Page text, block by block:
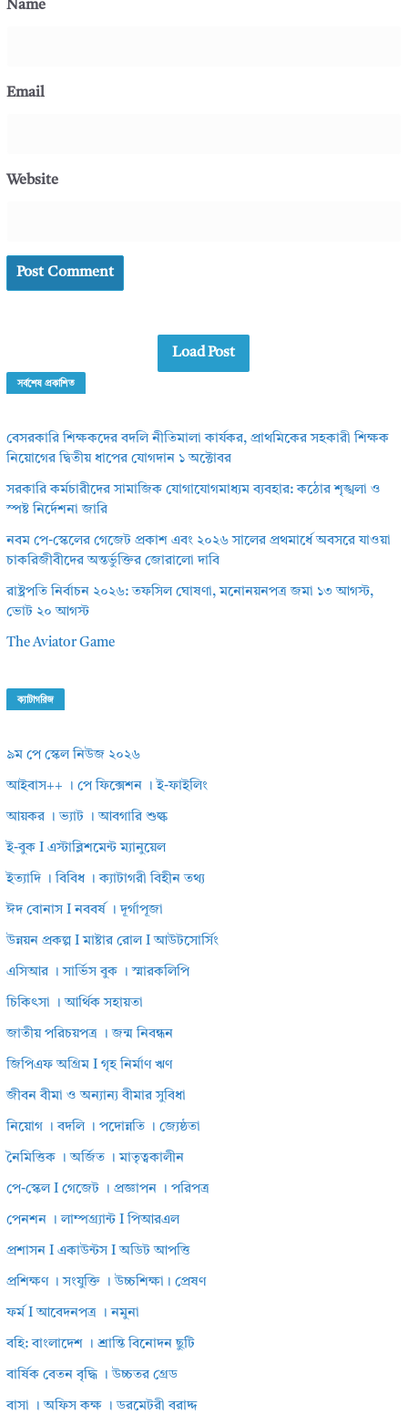
Name
Email
Website
Load Post
সর্বশেষ প্রকাশিত
বেসরকারি শিক্ষকদের বদলি নীতিমালা কার্যকর, প্রাথমিকের সহকারী শিক্ষক
নিয়োগের দ্বিতীয় ধাপের যোগদান ১ অক্টোবর
সরকারি কর্মচারীদের সামাজিক যোগাযোগমাধ্যম ব্যবহার: কঠোর শৃঙ্খলা ও
স্পষ্ট নির্দেশনা জারি
নবম পে-স্কেলের গেজেট প্রকাশ এবং ২০২৬ সালের প্রথমার্ধে অবসরে যাওয়া
চাকরিজীবীদের অন্তর্ভুক্তির জোরালো দাবি
রাষ্ট্রপতি নির্বাচন ২০২৬: তফসিল ঘোষণা, মনোনয়নপত্র জমা ১৩ আগস্ট,
ভোট ২০ আগস্ট
The Aviator Game
ক্যাটাগরিজ
৯ম পে স্কেল নিউজ ২০২৬
আইবাস++ । পে ফিক্সেশন । ই-ফাইলিং
আয়কর । ভ্যাট । আবগারি শুল্ক
ই-বুক I এস্টাব্লিশমেন্ট ম্যানুয়েল
ইত্যাদি । বিবিধ । ক্যাটাগরী বিহীন তথ্য
ঈদ বোনাস I নববর্ষ । দূর্গাপূজা
উন্নয়ন প্রকল্প I মাষ্টার রোল I আউটসোর্সিং
এসিআর । সার্ভিস বুক । স্মারকলিপি
চিকিৎসা । আর্থিক সহায়তা
জাতীয় পরিচয়পত্র । জন্ম নিবন্ধন
জিপিএফ অগ্রিম I গৃহ নির্মাণ ঋণ
জীবন বীমা ও অন্যান্য বীমার সুবিধা
নিয়োগ । বদলি । পদোন্নতি । জ্যেষ্ঠতা
নৈমিত্তিক । অর্জিত । মাতৃত্বকালীন
পে-স্কেল I গেজেট । প্রজ্ঞাপন । পরিপত্র
পেনশন । লাম্পগ্র্যান্ট I পিআরএল
প্রশাসন I একাউন্টস I অডিট আপত্তি
প্রশিক্ষণ । সংযুক্তি । উচ্চশিক্ষা। প্রেষণ
ফর্ম I আবেদনপত্র । নমুনা
বহি: বাংলাদেশ । শ্রান্তি বিনোদন ছুটি
বার্ষিক বেতন বৃদ্ধি । উচ্চতর গ্রেড
বাসা । অফিস কক্ষ । ডরমেটরী বরাদ্দ